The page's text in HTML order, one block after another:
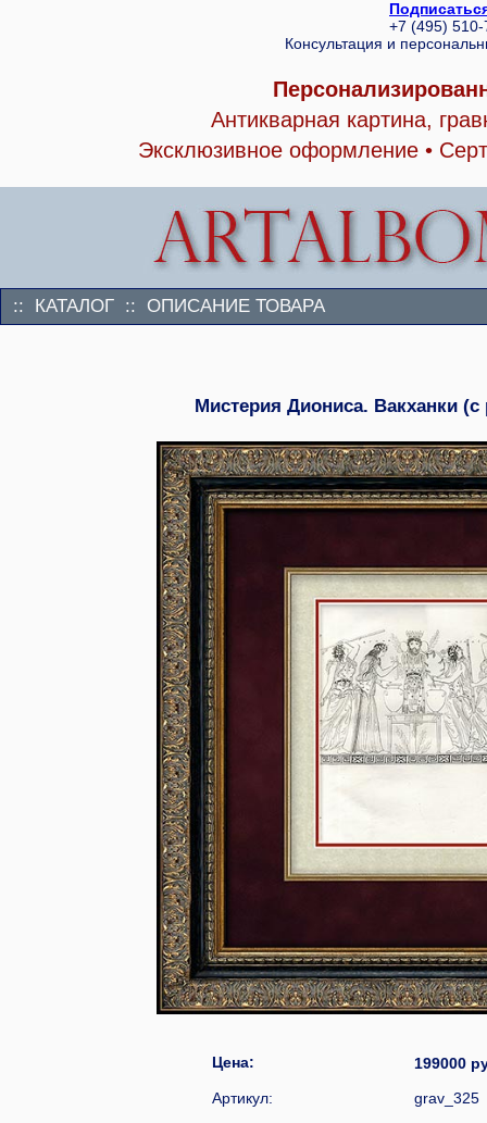
+7 (495)
Консультация и
Антикварная картина,
Эксклюзивное оформление •
:: КАТАЛОГ :: ОПИСАНИЕ ТОВАРА
Мистерия Диониса. Вакханки
Цена:
Артикул:
grav_325